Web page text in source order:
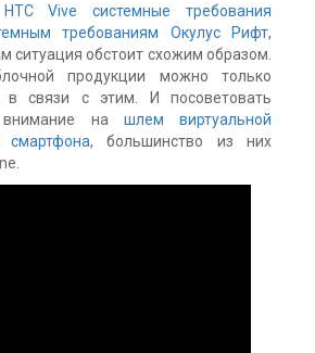
HTC Vive системные требования
требованиям Окулус Рифт,
ситуация обстоит схожим образом.
продукции можно только
в связи с этим. И посоветовать
внимание на шлем виртуальной
, большинство из них